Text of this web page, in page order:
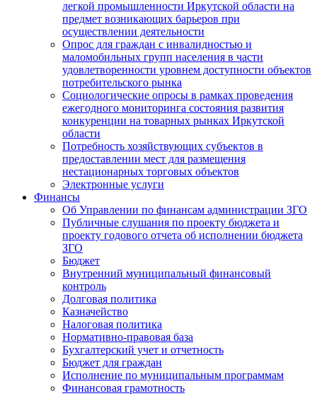
легкой промышленности Иркутской области на
предмет возникающих барьеров при
осуществлении деятельности
Опрос для граждан с инвалидностью и
маломобильных групп населения в части
удовлетворенности уровнем доступности объектов
потребительского рынка
Социологические опросы в рамках проведения
ежегодного мониторинга состояния развития
конкуренции на товарных рынках Иркутской
области
Потребность хозяйствующих субъектов в
предоставлении мест для размещения
нестационарных торговых объектов
Электронные услуги
Финансы
Об Управлении по финансам администрации ЗГО
Публичные слушания по проекту бюджета и
проекту годового отчета об исполнении бюджета
ЗГО
Бюджет
Внутренний муниципальный финансовый
контроль
Долговая политика
Казначейство
Налоговая политика
Нормативно-правовая база
Бухгалтерский учет и отчетность
Бюджет для граждан
Исполнение по муниципальным программам
Финансовая грамотность